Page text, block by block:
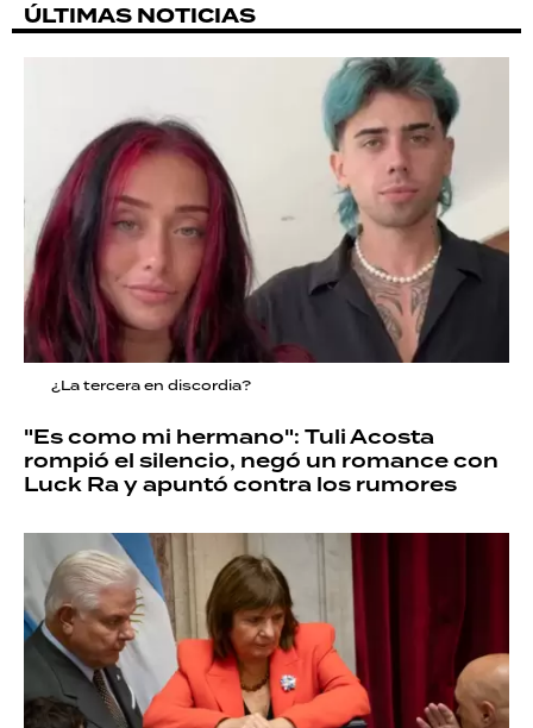
ÚLTIMAS NOTICIAS
¿La tercera en discordia?
"Es como mi hermano": Tuli Acosta
rompió el silencio, negó un romance con
Luck Ra y apuntó contra los rumores